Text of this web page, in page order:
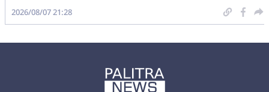
2026/08/07 21:28